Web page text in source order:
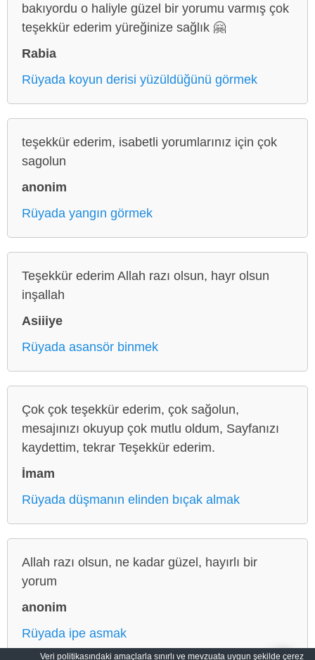
bakıyordu o haliyle güzel bir yorumu varmış çok
teşekkür ederim yüreğinize sağlık 🤗
Rabia
Rüyada koyun derisi yüzüldüğünü görmek
teşekkür ederim, isabetli yorumlarınız için çok
sagolun
anonim
Rüyada yangın görmek
Teşekkür ederim Allah razı olsun, hayr olsun
inşallah
Asiiiye
Rüyada asansör binmek
Çok çok teşekkür ederim, çok sağolun,
mesajınızı okuyup çok mutlu oldum, Sayfanızı
kaydettim, tekrar Teşekkür ederim.
İmam
Rüyada düşmanın elinden bıçak almak
Allah razı olsun, ne kadar güzel, hayırlı bir
yorum
anonim
Rüyada ipe asmak
Veri politikasındaki amaçlarla sınırlı ve mevzuata uygun şekilde çerez